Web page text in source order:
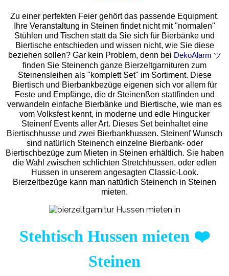
Zu einer perfekten Feier gehört das passende Equipment.
Ihre Veranstaltung in Steinen findet nicht mit "normalen"
Stühlen und Tischen statt da Sie sich für Bierbänke und
Biertische entschieden und wissen nicht, wie Sie diese
beziehen sollen? Gar kein Problem, denn bei DekoAlarm ツ
finden Sie Steinench ganze Bierzeltgarnituren zum
Steinensleihen als "komplett Set" im Sortiment. Diese
Biertisch und Bierbankbezüge eigenen sich vor allem für
Feste und Empfänge, die dr Steinenßen stattfinden und
verwandeln einfache Bierbänke und Biertische, wie man es
vom Volksfest kennt, in moderne und edle Hingucker
Steinenf Events aller Art. Dieses Set beinhaltet eine
Biertischhusse und zwei Bierbankhussen. Steinenf Wunsch
sind natürlich Steinench einzelne Bierbank- oder
Biertischbezüge zum Mieten in Steinen erhältlich. Sie haben
die Wahl zwischen schlichten Stretchhussen, oder edlen
Hussen in unserem angesagten Classic-Look.
Bierzeltbezüge kann man natürlich Steinench in Steinen
mieten.
Stehtisch Hussen mieten ❤️
Steinen